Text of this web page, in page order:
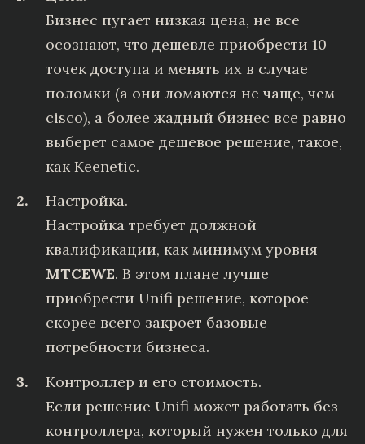
Бизнес пугает низкая цена, не все
осознают, что дешевле приобрести 10
точек доступа и менять их в случае
поломки (а они ломаются не чаще, чем
cisco), а более жадный бизнес все равно
выберет самое дешевое решение, такое,
как Keenetic.
Настройка.
Настройка требует должной
квалификации, как минимум уровня
MTCEWE. В этом плане лучше
приобрести Unifi решение, которое
скорее всего закроет базовые
потребности бизнеса.
Контроллер и его стоимость.
Если решение Unifi может работать без
контроллера, который нужен только для